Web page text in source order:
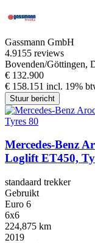
Gassmann GmbH
4.9155 reviews
Bovenden/Göttingen,
€ 132.900
€ 158.151 incl. 19%
Stuur bericht
Mercedes-Benz
Loglift ET450,
standaard trekker
Gebruikt
Euro 6
6x6
224,875 km
2019